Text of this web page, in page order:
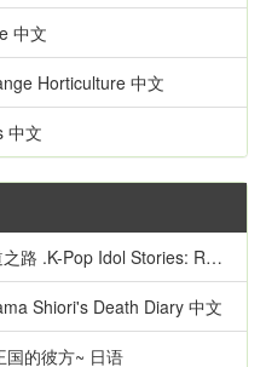
中文
Horticulture 中文
中文
Idol Stories: Road to Debut 英语
Shiori's Death Diary 中文
国的彼方~ 日语